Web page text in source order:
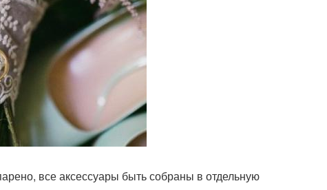
все аксессуары быть собраны в отдельную